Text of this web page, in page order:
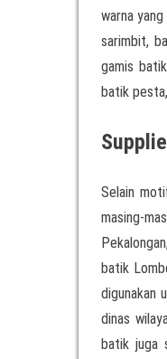
warna
sarimbit,
gamis
batik
Selain
masing-
batik
digunakan
dinas
batik juga